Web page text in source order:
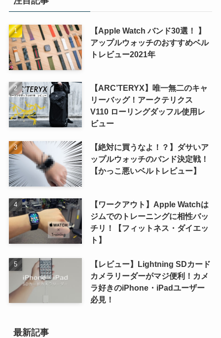
【Apple Watch バンド30選！ 】
アップルウォッチのおすすめベル
トレビュー2021年
【ARC’TERYX】唯一無二のキャ
リーバッグ！アークテリクス
V110 ローリングダッフル使用レ
ビュー
【絶対に買うなよ！？】ダサいア
ップルウォッチのバンド決定戦！
【かっこ悪いベルトレビュー】
【ワークアウト】Apple Watchは
ジムでのトレーニングに相性バッ
チリ！【フィットネス・ダイエッ
ト】
【レビュー】Lightning SDカード
カメラリーダーがマジ便利！カメ
ラ好きのiPhone・iPadユーザー
必見！
最新記事